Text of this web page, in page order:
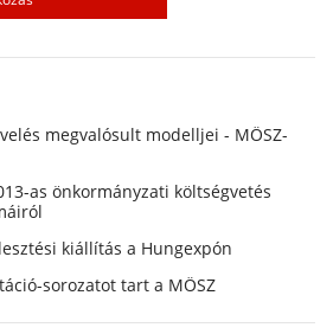
megvalósult modelljei - MÖSZ-
as önkormányzati költségvetés
kiállítás a Hungexpón
sorozatot tart a MÖSZ